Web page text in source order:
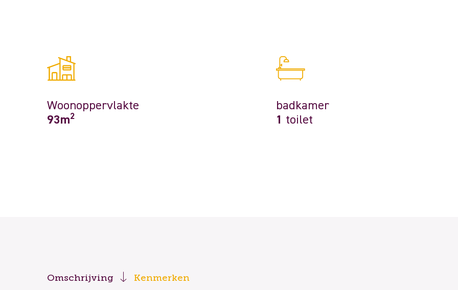
Woonoppervlakte
93m2
badkamer
1
toilet
Omschrijving Kenmerken